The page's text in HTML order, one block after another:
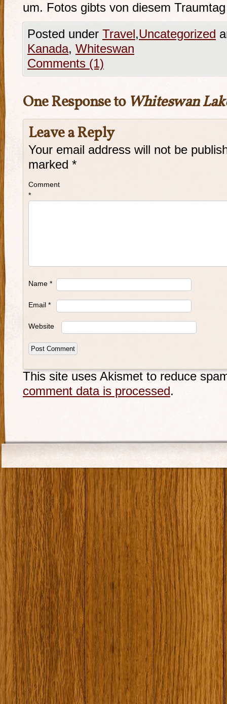
um. Fotos gibts von diesem
Posted under Travel,Uncategorized
Kanada, Whiteswan
Comments (1)
One Response to Whiteswan
Leave a Reply
Your email address will not be
marked *
Comment
*
Name *
Email *
Website
This site uses Akismet to reduce
comment data is processed.